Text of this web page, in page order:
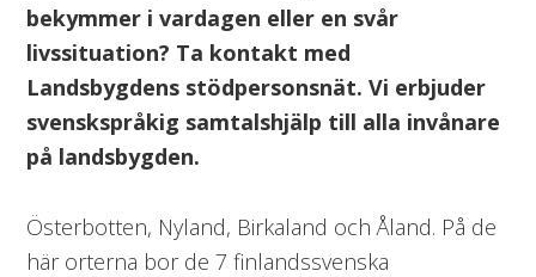
bekymmer i vardagen eller en svår
livssituation? Ta kontakt med
Landsbygdens stödpersonsnät. Vi erbjuder
svenskspråkig samtalshjälp till alla invånare
på landsbygden.
Österbotten, Nyland, Birkaland och Åland. På de
här orterna bor de 7 finlandssvenska